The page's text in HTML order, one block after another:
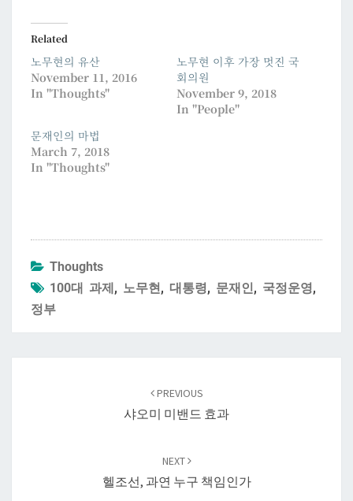
Related
노무현의 유산
November 11, 2016
In "Thoughts"
노무현 이후 가장 멋진 국
회의원
November 9, 2018
In "People"
문재인의 마법
March 7, 2018
In "Thoughts"
Thoughts
100대 과제, 노무현, 대통령, 문재인, 국정운영,
정부
PREVIOUS
샤오미 미밴드 효과
NEXT
헬조선, 과연 누구 책임인가